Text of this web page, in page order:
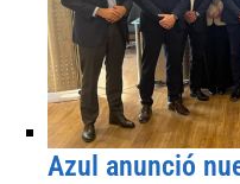
Azul anunció